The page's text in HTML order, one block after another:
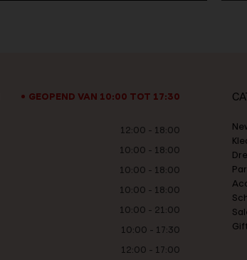
GEOPEND VAN 10:00 TOT 17:30
12:00 - 18:00
10:00 - 18:00
10:00 - 18:00
10:00 - 18:00
10:00 - 21:00
10:00 - 17:30
12:00 - 17:00